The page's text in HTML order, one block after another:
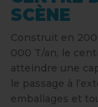
SCÈNE
Construit en
000 T/an, le
atteindre une
le passage à
emballages et